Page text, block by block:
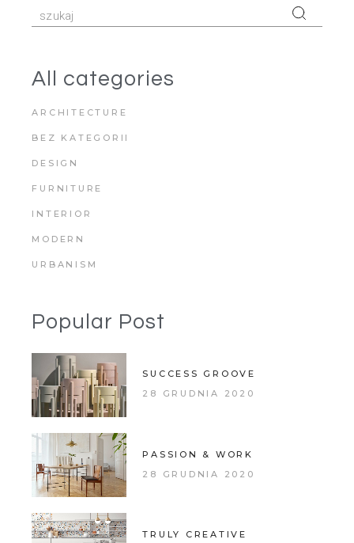
Search
for:
All categories
ARCHITECTURE
BEZ KATEGORII
DESIGN
FURNITURE
INTERIOR
MODERN
URBANISM
Popular Post
SUCCESS GROOVE
28 GRUDNIA 2020
PASSION & WORK
28 GRUDNIA 2020
TRULY CREATIVE